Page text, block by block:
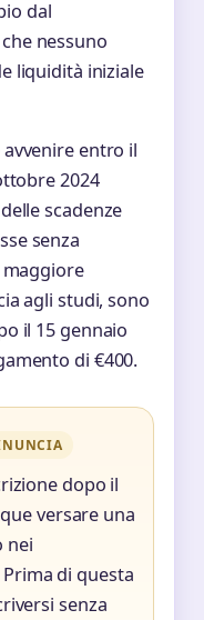
dal
nessuno
liquidità iniziale
avvenire entro il
2024
scadenze
senza
maggiore
agli studi, sono
il 15 gennaio
di €400.
dopo il
versare una
nei
di questa
senza